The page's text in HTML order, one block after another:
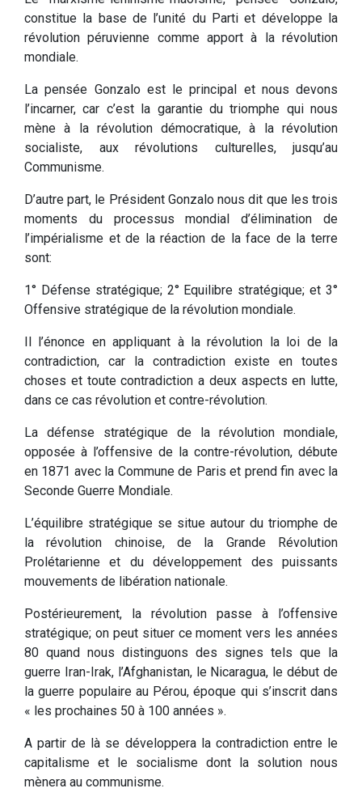
constitue la base de l’unité du Parti et développe la
révolution péruvienne comme apport à la révolution
mondiale.
La pensée Gonzalo est le principal et nous devons
l’incarner, car c’est la garantie du triomphe qui nous
mène à la révolution démocratique, à la révolution
socialiste, aux révolutions culturelles, jusqu’au
Communisme.
D’autre part, le Président Gonzalo nous dit que les trois
moments du processus mondial d’élimination de
l’impérialisme et de la réaction de la face de la terre
sont:
1° Défense stratégique; 2° Equilibre stratégique; et 3°
Offensive stratégique de la révolution mondiale.
Il l’énonce en appliquant à la révolution la loi de la
contradiction, car la contradiction existe en toutes
choses et toute contradiction a deux aspects en lutte,
dans ce cas révolution et contre-révolution.
La défense stratégique de la révolution mondiale,
opposée à l’offensive de la contre-révolution, débute
en 1871 avec la Commune de Paris et prend fin avec la
Seconde Guerre Mondiale.
L’équilibre stratégique se situe autour du triomphe de
la révolution chinoise, de la Grande Révolution
Prolétarienne et du développement des puissants
mouvements de libération nationale.
Postérieurement, la révolution passe à l’offensive
stratégique; on peut situer ce moment vers les années
80 quand nous distinguons des signes tels que la
guerre Iran-Irak, l’Afghanistan, le Nicaragua, le début de
la guerre populaire au Pérou, époque qui s’inscrit dans
« les prochaines 50 à 100 années ».
A partir de là se développera la contradiction entre le
capitalisme et le socialisme dont la solution nous
mènera au communisme.